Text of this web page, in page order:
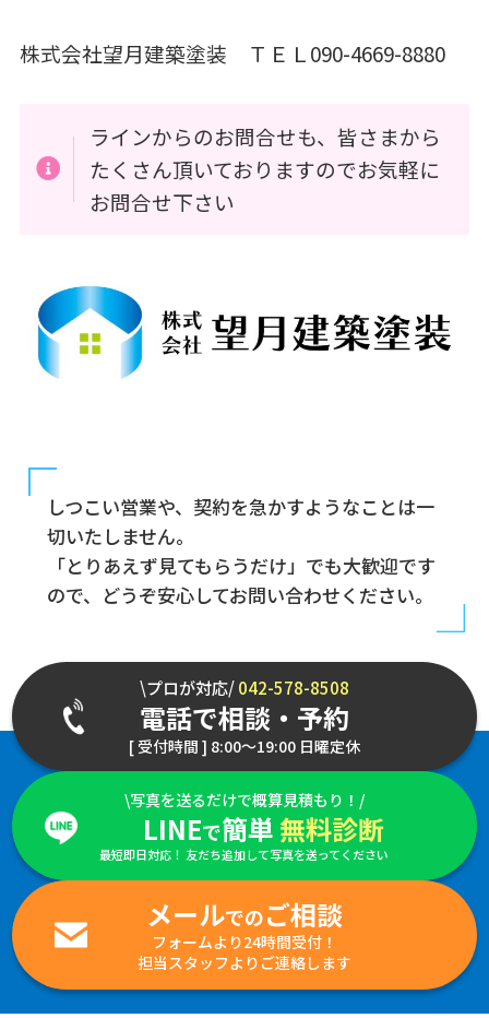
株式会社望月建築塗装 ＴＥＬ090-4669-8880
ラインからのお問合せも、皆さまから
たくさん頂いておりますのでお気軽に
お問合せ下さい
しつこい営業や、契約を急かすようなことは一
切いたしません。
「とりあえず見てもらうだけ」でも大歓迎です
ので、どうぞ安心してお問い合わせください。
\プロが対応/042-578-8508
電話で相談・予約
[ 受付時間 ] 8:00～19:00 日曜定休
\写真を送るだけで概算見積もり！/
LINEで簡単 無料診断
最短即日対応！ 友だち追加して写真を送ってください
メールでのご相談
フォームより24時間受付！
担当スタッフよりご連絡します